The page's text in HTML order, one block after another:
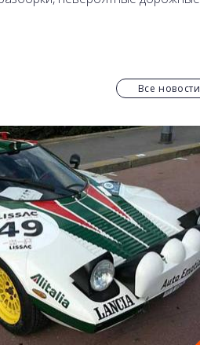
чувствовать себя более
Все новости